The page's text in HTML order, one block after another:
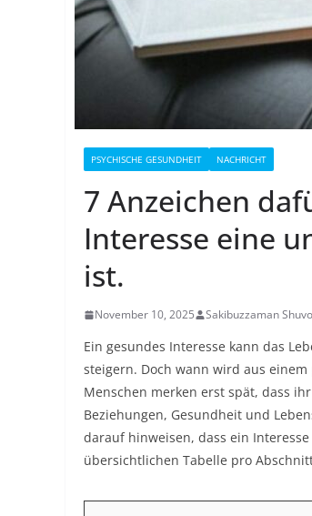
PSYCHISCHE GESUNDHEIT NACHRICHT
7 Anzeichen
Interesse eine
ist.
November 10, 2025 Sakibuzzaman Shuvo
Ein gesundes Interesse kann das
steigern. Doch wann wird aus
Menschen merken erst spät, dass
Beziehungen, Gesundheit und
darauf hinweisen, dass ein
übersichtlichen Tabelle pro